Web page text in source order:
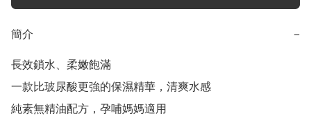
簡介 −
長效鎖水、柔嫩飽滿
一款比玻尿酸更強的保濕精華，清爽水感
純素無精油配方，孕哺媽媽適用